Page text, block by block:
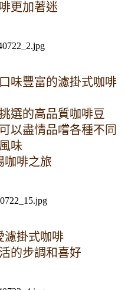
更加著迷
味豐富的濾掛式咖啡
選的高品質咖啡豆
以盡情品嚐各種不同
味
咖啡之旅
濾掛式咖啡
的步調和喜好